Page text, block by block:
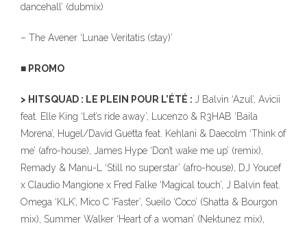
dancehall’ (dubmix)
– The Avener ‘Lunae Veritatis (stay)’
■ PROMO
> HITSQUAD : LE PLEIN POUR L’ÉTÉ : J Balvin ‘Azul’, Avicii
feat. Elle King ‘Let’s ride away’, Lucenzo & R3HAB ‘Baila
Morena’, Hugel/David Guetta feat. Kehlani & Daecolm ‘Think of
me’ (afro-house), James Hype ‘Don’t wake me up’ (remix),
Remady & Manu-L ‘Still no superstar’ (afro-house), DJ Youcef
x Claudio Mangione x Fred Falke ‘Magical touch’, J Balvin feat.
Omega ‘KLK’, Mico C ‘Faster’, Sueilo ‘Coco’ (Shatta & Bourgon
mix), Summer Walker ‘Heart of a woman’ (Nektunez mix),